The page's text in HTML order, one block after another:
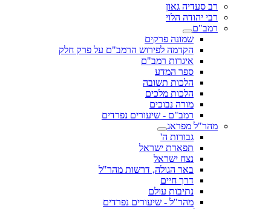
רב סעדיה גאון
רבי יהודה הלוי
רמב"ם
שמונה פרקים
הקדמה לפירוש הרמב"ם על פרק חלק
איגרות רמב"ם
ספר המדע
הלכות תשובה
הלכות מלכים
מורה נבוכים
רמב"ם - שיעורים נפרדים
מהר"ל מפראג
גבורות ה'
תפארת ישראל
נצח ישראל
באר הגולה, דרשות מהר"ל
דרך חיים
נתיבות עולם
מהר"ל - שיעורים נפרדים